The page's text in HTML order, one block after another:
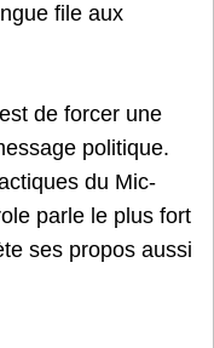
file aux
de forcer une
politique.
du Mic-
parle le plus fort
ses propos aussi